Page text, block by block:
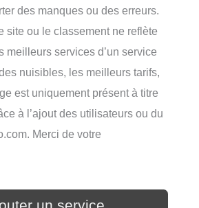
des manques ou des erreurs.
site ou le classement ne reflète
meilleurs services d’un service
nuisibles, les meilleurs tarifs,
est uniquement présent à titre
à l’ajout des utilisateurs ou du
Merci de votre